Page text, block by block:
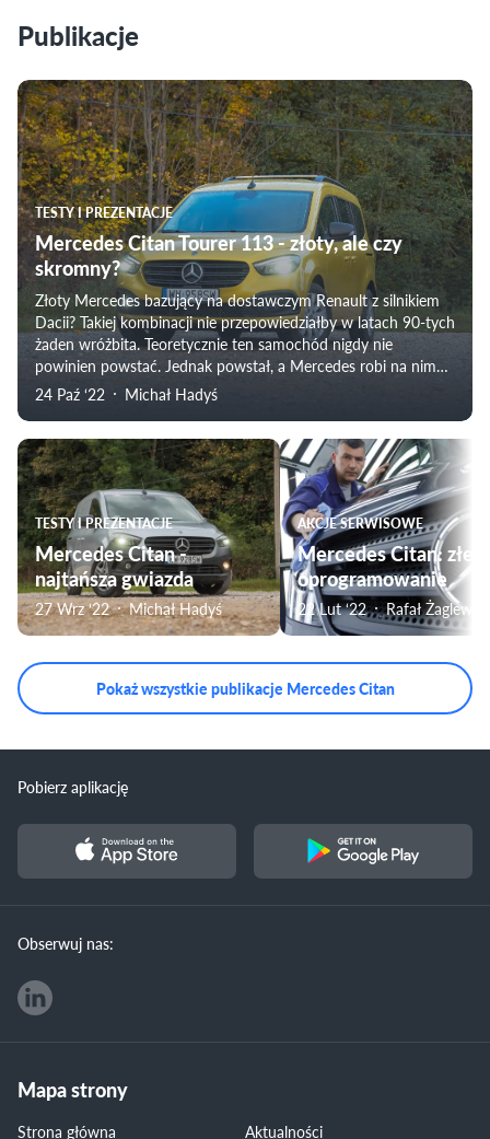
Publikacje
TESTY I PREZENTACJE
Mercedes Citan Tourer 113 - złoty, ale czy
skromny?
Złoty Mercedes bazujący na dostawczym Renault z silnikiem
Dacii? Takiej kombinacji nie przepowiedziałby w latach 90-tych
żaden wróżbita. Teoretycznie ten samochód nigdy nie
powinien powstać. Jednak powstał, a Mercedes robi na nim
niezły interes.
24 Paź ‘22 Michał Hadyś
TESTY I PREZENTACJE
Mercedes Citan -
najtańsza gwiazda
27 Wrz ‘22 Michał Hadyś
AKCJE SERWISOWE
Mercedes Citan: złe
oprogramowanie
22 Lut ‘22 Rafał Żaglewski
Pokaż wszystkie publikacje Mercedes Citan
Pobierz aplikację
Obserwuj nas:
Mapa strony
Strona główna Aktualności